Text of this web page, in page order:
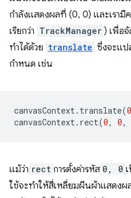
กำลังแสดงผลที่ (0, 0) และเรามี
เรียกว่า TrackManager ) เพื่อ
ทำได้ด้วย translate ซึ่งจะแป
กำหนด เช่น
canvasContext. translate(0
canvasContext. rect(0, 0,
แม้ว่า rect การตั้งค่ารหัส 0, 0
ใช้จะทำให้สี่เหลี่ยมผืนผ้าแสดงผ